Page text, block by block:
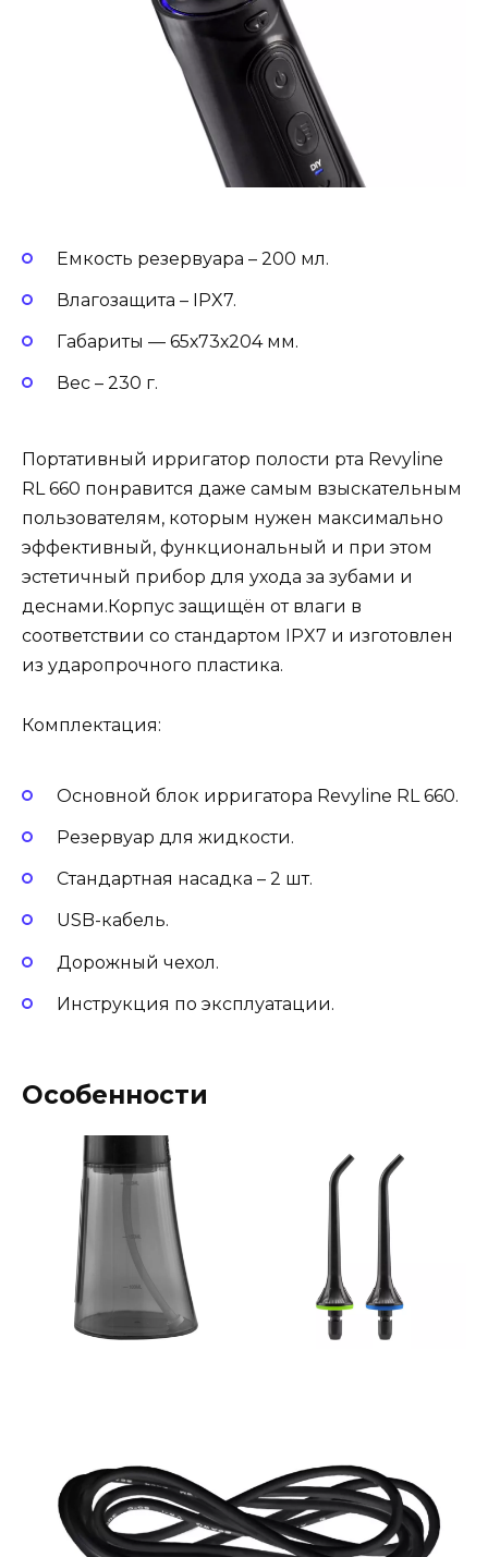
Емкость резервуара – 200 мл.
Влагозащита – IPX7.
Габариты — 65х73х204 мм.
Вес – 230 г.
Портативный ирригатор полости рта Revyline
RL 660 понравится даже самым взыскательным
пользователям, которым нужен максимально
эффективный, функциональный и при этом
эстетичный прибор для ухода за зубами и
деснами.Корпус защищён от влаги в
соответствии со стандартом IPX7 и изготовлен
из ударопрочного пластика.
Комплектация:
Основной блок ирригатора Revyline RL 660.
Резервуар для жидкости.
Стандартная насадка – 2 шт.
USB-кабель.
Дорожный чехол.
Инструкция по эксплуатации.
Особенности